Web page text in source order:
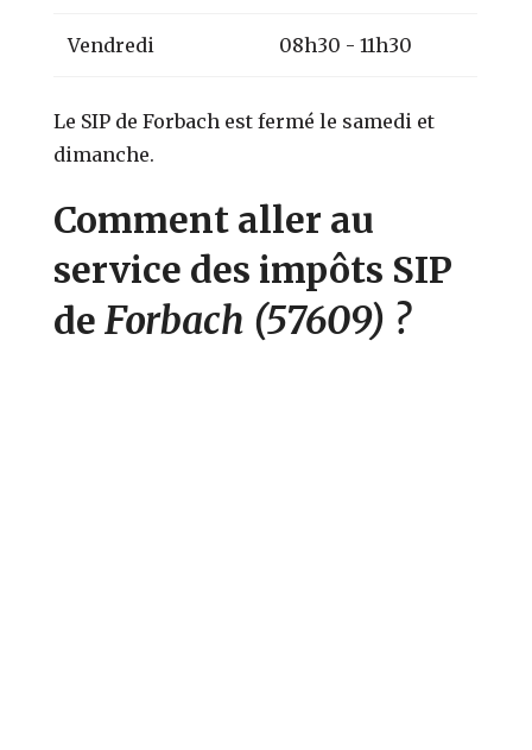
Vendredi 08h30 - 11h30
Le SIP de Forbach est fermé le samedi et
dimanche.
Comment aller au
service des impôts SIP
deForbach (57609) ?